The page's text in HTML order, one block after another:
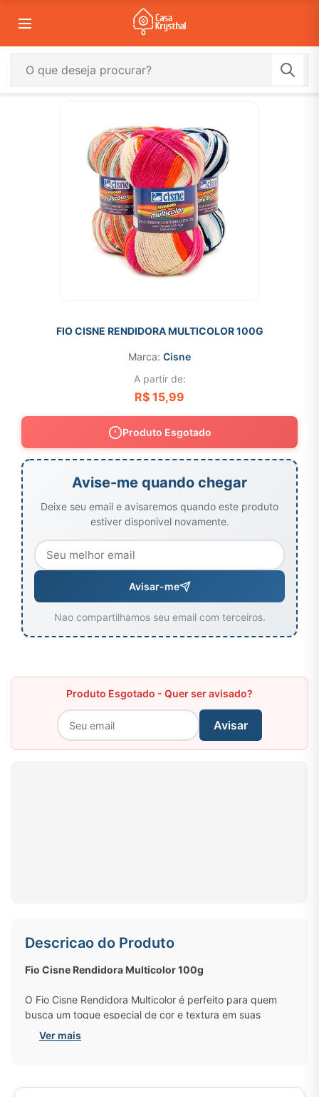
FIO CISNE RENDIDORA MULTICOLOR 100G
Marca: Cisne
A partir de:
R$ 15,99
Produto Esgotado
Avise-me quando chegar
Deixe seu email e avisaremos quando este produto
estiver disponivel novamente.
Avisar-me
Nao compartilhamos seu email com terceiros.
Produto Esgotado - Quer ser avisado?
Avisar
Descricao do Produto
Fio Cisne Rendidora Multicolor 100g
O Fio Cisne Rendidora Multicolor é perfeito para quem
busca um toque especial de cor e textura em suas
criações. Com uma cartela de tons variados e um efeito
mesclado encantador, esse fio proporciona um
de peças aconchegantes e versáteis, como cachecóis,
Ver mais